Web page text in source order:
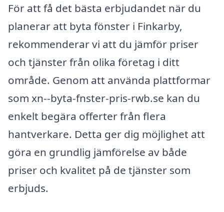
För att få det bästa erbjudandet när du
planerar att byta fönster i Finkarby,
rekommenderar vi att du jämför priser
och tjänster från olika företag i ditt
område. Genom att använda plattformar
som xn--byta-fnster-pris-rwb.se kan du
enkelt begära offerter från flera
hantverkare. Detta ger dig möjlighet att
göra en grundlig jämförelse av både
priser och kvalitet på de tjänster som
erbjuds.